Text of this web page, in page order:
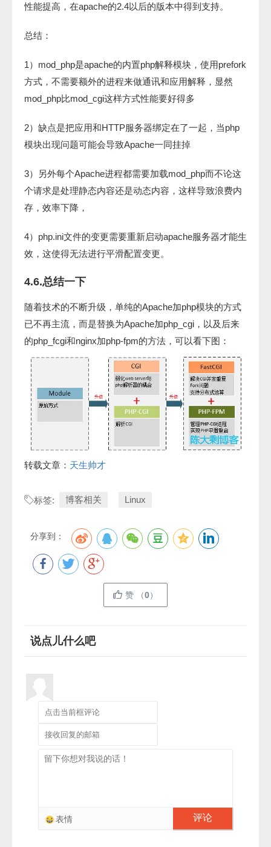
性能提高，在apache的2.4以后的版本中得到支持。
总结：
1）mod_php是apache的内置php解释模块，使用prefork
方式，不需要额外的进程来做通讯和应用解释，显然
mod_php比mod_cgi这样方式性能要好得多
2）缺点是把应用和HTTP服务器绑定在了一起，当php
模块出现问题可能会导致Apache一同挂掉
3）另外每个Apache进程都需要加载mod_php而不论这
个请求是处理静态内容还是动态内容，这样导致浪费内
存，效率下降，
4）php.ini文件的变更需要重新启动apache服务器才能生
效，这使得无法进行平滑配置变更。
4.6.总结一下
随着技术的不断升级，单纯的Apache加php模块的方式
已不再主流，而是替换为Apache加php_cgi，以及后来
的php_fcgi和nginx加php-fpm的方法，可以看下图：
转载文章： 天生帅才
标签: 博客相关 Linux
分享到：
赞 （0）
说点儿什么吧
表情 评论